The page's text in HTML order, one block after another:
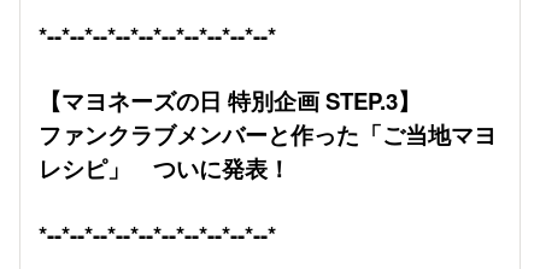
*--*--*--*--*--*--*--*--*--*--*
【マヨネーズの日 特別企画 STEP.3】
ファンクラブメンバーと作った「ご当地マヨ
レシピ」 ついに発表！
*--*--*--*--*--*--*--*--*--*--*